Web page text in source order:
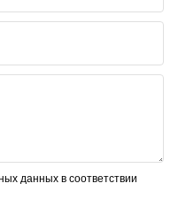
данных в соответствии